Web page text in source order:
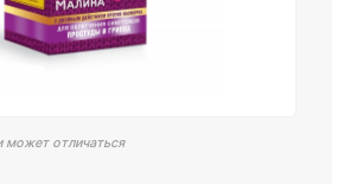
может отличаться